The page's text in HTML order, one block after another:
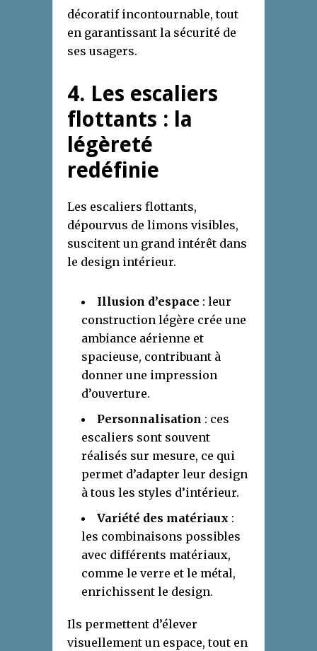
décoratif incontournable, tout
en garantissant la sécurité de
ses usagers.
4. Les escaliers
flottants : la
légèreté
redéfinie
Les escaliers flottants,
dépourvus de limons visibles,
suscitent un grand intérêt dans
le design intérieur.
Illusion d’espace : leur
construction légère crée une
ambiance aérienne et
spacieuse, contribuant à
donner une impression
d’ouverture.
Personnalisation : ces
escaliers sont souvent
réalisés sur mesure, ce qui
permet d’adapter leur design
à tous les styles d’intérieur.
Variété des matériaux :
les combinaisons possibles
avec différents matériaux,
comme le verre et le métal,
enrichissent le design.
Ils permettent d’élever
visuellement un espace, tout en